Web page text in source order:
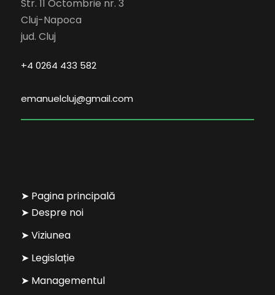
Str. 11 Octombrie nr. 3
Cluj-Napoca
jud. Cluj
+4 0264 433 582
emanuelcluj@gmail.com
➤ Pagina principală
➤ Despre noi
➤ Viziunea
➤ Legislație
➤ Managementul